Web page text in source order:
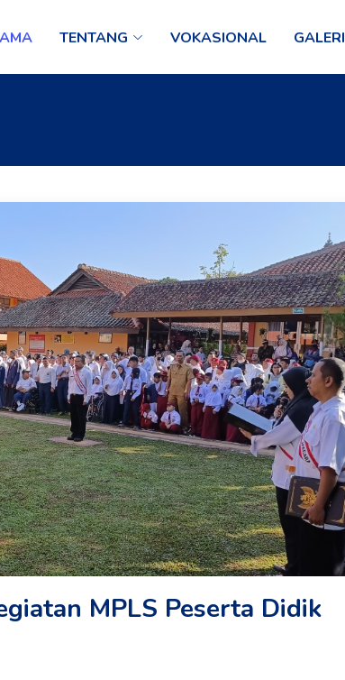
TENTANG VOKASIONAL GALERI
MPLS Peserta Didik